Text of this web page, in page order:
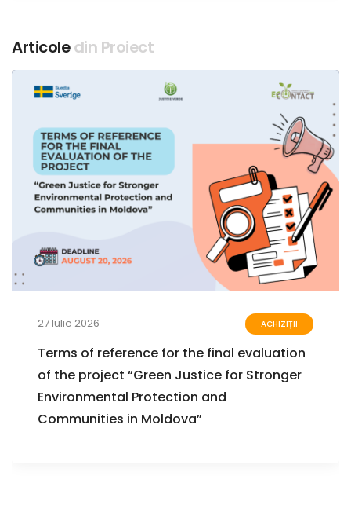
Articoledin Proiect
27 Iulie 2026 ACHIZIȚII
Terms of reference for the final evaluation
of the project “Green Justice for Stronger
Environmental Protection and
Communities in Moldova”